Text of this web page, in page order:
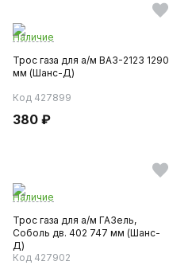
Наличие
Трос газа для а/м ВАЗ-2123 1290
мм (Шанс-Д)
Код 427899
380 ₽
Наличие
Трос газа для а/м ГАЗель,
Соболь дв. 402 747 мм (Шанс-
Д)
Код 427902